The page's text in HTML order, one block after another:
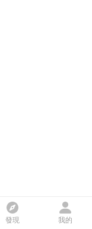
發現 我的